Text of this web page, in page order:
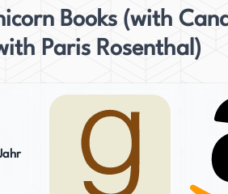
Books (with
Paris Rosenthal)